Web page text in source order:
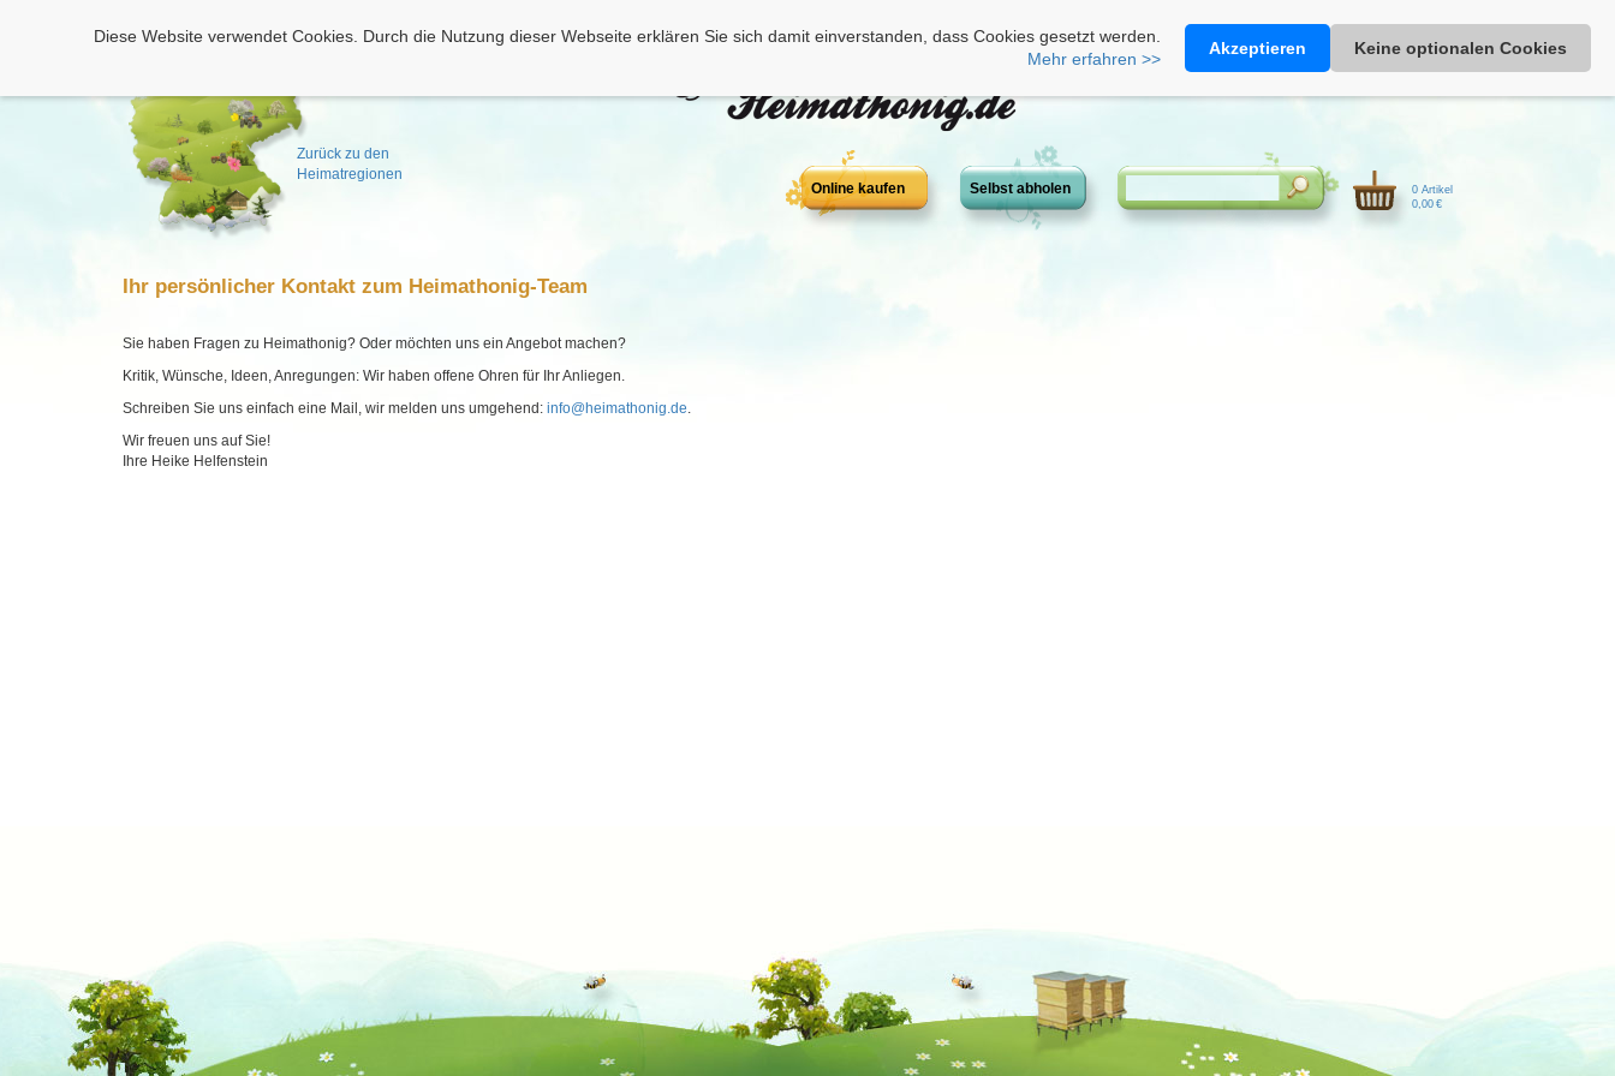
Zurück zu den
Heimatregionen
Heimathonig auf Facebook|Kunden-Login|Warenkorb
Diese Website verwendet Cookies. Durch die Nutzung dieser Webseite erklären Sie sich damit einverstanden, dass Cookies gesetzt werden.
Mehr erfahren >>
Akzeptieren Keine optionalen Cookies
Online kaufen Selbst abholen
0 Artikel
0,00 €
Ihr persönlicher Kontakt zum Heimathonig-Team
Sie haben Fragen zu Heimathonig? Oder möchten uns ein Angebot machen?
Kritik, Wünsche, Ideen, Anregungen: Wir haben offene Ohren für Ihr Anliegen.
Schreiben Sie uns einfach eine Mail, wir melden uns umgehend: info@heimathonig.de.
Wir freuen uns auf Sie!
Ihre Heike Helfenstein